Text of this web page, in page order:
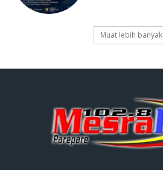
Muat lebih banyak